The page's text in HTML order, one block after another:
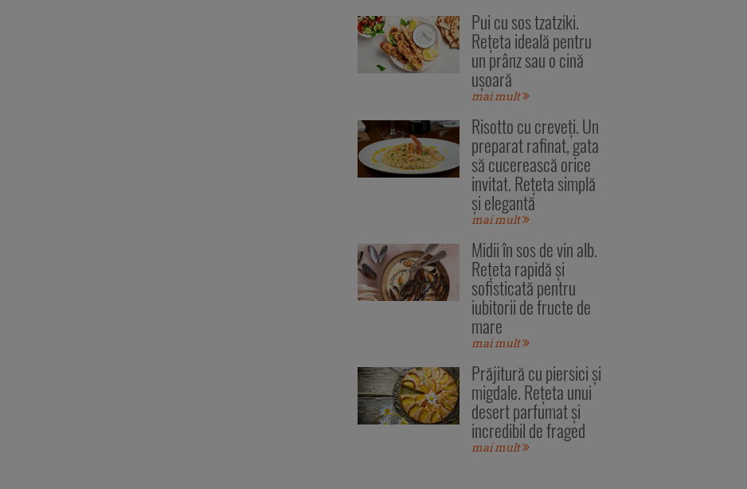
Pui cu sos tzatziki.
Rețeta ideală pentru
un prânz sau o cină
ușoară
mai mult
Risotto cu creveți. Un
preparat rafinat, gata
să cucerească orice
invitat. Rețeta simplă
și elegantă
mai mult
Midii în sos de vin alb.
Rețeta rapidă și
sofisticată pentru
iubitorii de fructe de
mare
mai mult
Prăjitură cu piersici și
migdale. Rețeta unui
desert parfumat și
incredibil de fraged
mai mult